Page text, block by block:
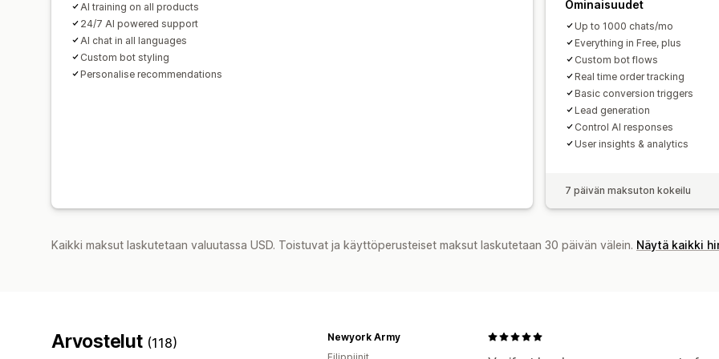
Chattipainikkeet Tunnisteet
Keskustelukehotteet
Optimointiehdotukset Suppilon
AI training on all products
24/7 AI powered support
AI chat in all languages
Custom bot styling
Personalise recommendations
Ominaisuudet
Up to 1000 chats/mo
Everything in Free, plus
Custom bot flows
Real time order tracking
Basic conversion triggers
Lead generation
Control AI responses
User insights & analytics
7 päivän maksuton kokeilu
Kaikki maksut laskutetaan valuutassa USD. Toistuvat ja käyttöperusteiset maksut laskutetaan 30 päivän välein. Näytä kaikki
Arvostelut (118)
Newyork Army